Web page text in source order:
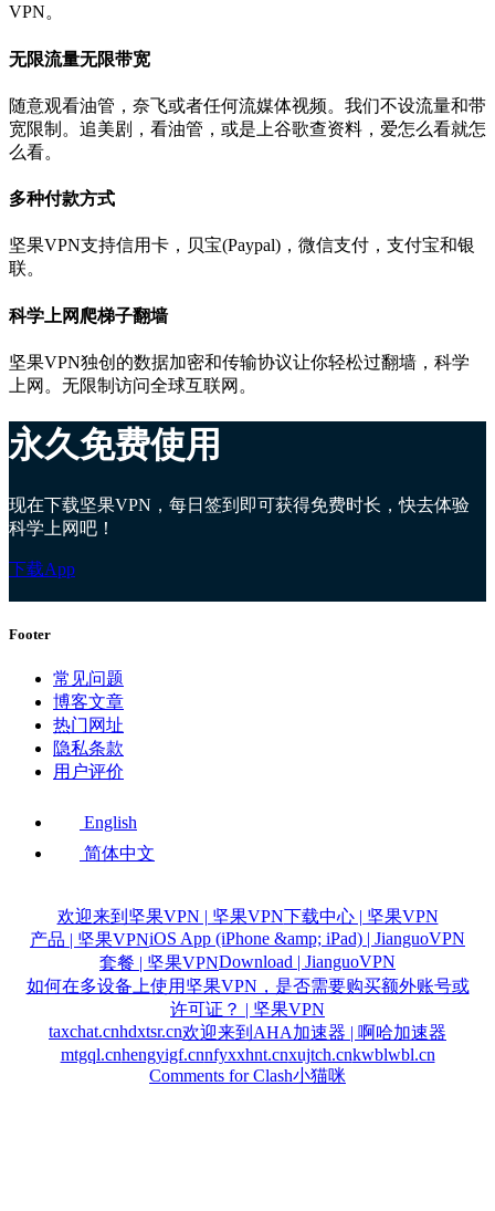
VPN。
无限流量无限带宽
随意观看油管，奈飞或者任何流媒体视频。我们不设流量和带
宽限制。追美剧，看油管，或是上谷歌查资料，爱怎么看就怎
么看。
多种付款方式
坚果VPN支持信用卡，贝宝(Paypal)，微信支付，支付宝和银
联。
科学上网爬梯子翻墙
坚果VPN独创的数据加密和传输协议让你轻松过翻墙，科学
上网。无限制访问全球互联网。
永久免费使用
现在下载坚果VPN，每日签到即可获得免费时长，快去体验
科学上网吧！
下载App
Footer
常见问题
博客文章
热门网址
隐私条款
用户评价
English
简体中文
欢迎来到坚果VPN | 坚果VPN下载中心 | 坚果VPN
产品 | 坚果VPNiOS App (iPhone &amp; iPad) | JianguoVPN
套餐 | 坚果VPNDownload | JianguoVPN
如何在多设备上使用坚果VPN，是否需要购买额外账号或
许可证？ | 坚果VPN
taxchat.cnhdxtsr.cn欢迎来到AHA加速器 | 啊哈加速器
mtgql.cnhengyigf.cnnfyxxhnt.cnxujtch.cnkwblwbl.cn
Comments for Clash小猫咪